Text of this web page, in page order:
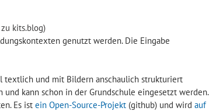
kits.blog)
genutzt werden. Die Eingabe
textlich und mit Bildern anschaulich strukturiert
kann schon in der Grundschule eingesetzt werden.
Es ist ein Open-Source-Projekt(github) und wird auf